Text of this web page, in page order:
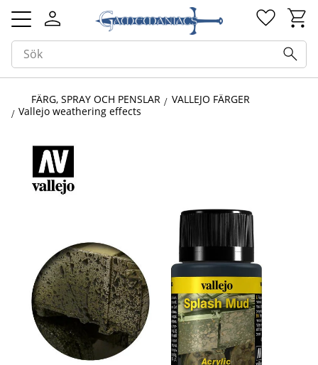
Meny
FÄRG, SPRAY OCH PENSLAR
VALLEJO FÄRGER
Vallejo weathering effects